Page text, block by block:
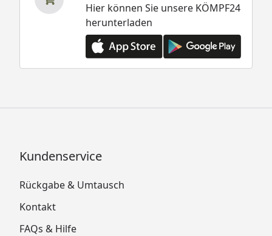
Hier können Sie unsere KÖMPF24
herunterladen
Kundenservice
Rückgabe & Umtausch
Kontakt
FAQs & Hilfe